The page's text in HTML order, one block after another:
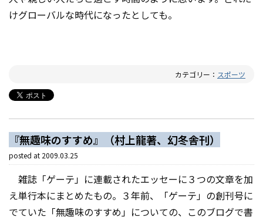
けグローバルな時代になったとしても。
カテゴリー： スポーツ
『無趣味のすすめ』（村上龍著、幻冬舎刊）
posted at 2009.03.25
雑誌「ゲーテ」に連載されたエッセーに３つの文章を加
え単行本にまとめたもの。３年前、「ゲーテ」の創刊号に
でていた「無趣味のすすめ」についての、このブログで書